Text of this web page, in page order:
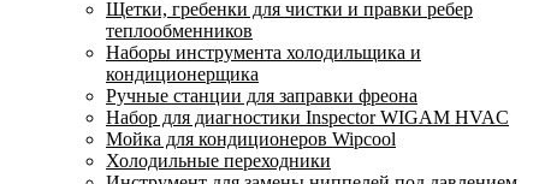
Щетки, гребенки для чистки и правки ребер
теплообменников
Наборы инструмента холодильщика и
кондиционерщика
Ручные станции для заправки фреона
Набор для диагностики Inspector WIGAM HVAC
Мойка для кондиционеров Wipcool
Холодильные переходники